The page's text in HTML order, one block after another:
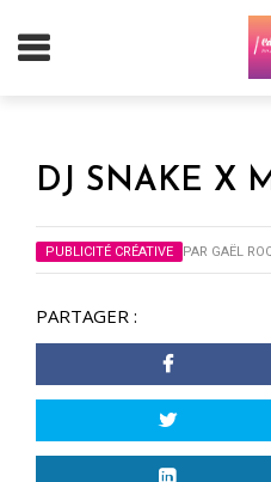
DJ SNAKE X
PUBLICITÉ CRÉATIVE PAR GAËL
PARTAGER :